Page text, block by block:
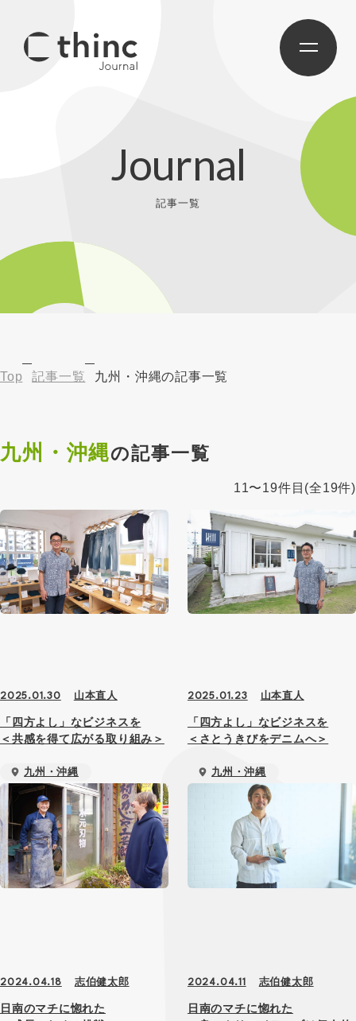
Journal
記事一覧
Top 記事一覧 九州・沖縄の記事一覧
九州・沖縄の記事一覧
11〜19件目 (全19件)
2025.01.30 山本直人
「四方よし」なビジネスを
＜共感を得て広がる取り組み＞
九州・沖縄
プロデューサー
2025.01.23 山本直人
「四方よし」なビジネスを
＜さとうきびをデニムへ＞
九州・沖縄
プロデューサー
2024.04.18 志伯健太郎
日南のマチに惚れた
2024.04.11 志伯健太郎
日南のマチに惚れた